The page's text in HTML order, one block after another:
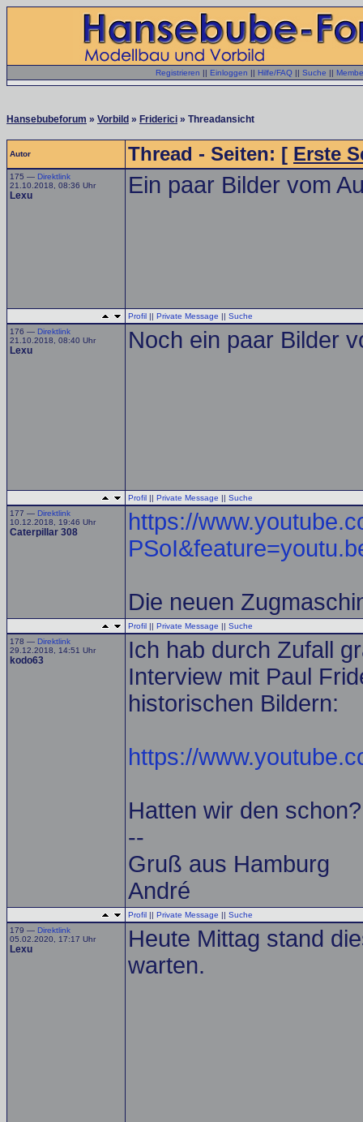
Registrieren || Einloggen || Hilfe/FAQ || Suche ||
Hansebubeforum » Vorbild » Friderici » Threadansicht
Autor Thread - Seiten: [ Erste
175 — Direktlink
21.10.2018, 08:36 Uhr
Lexu Ein paar Bilder vom
Profil || Private Message || Suche
176 — Direktlink
21.10.2018, 08:40 Uhr
Lexu Noch ein paar Bilder
Profil || Private Message || Suche
177 — Direktlink
10.12.2018, 19:46 Uhr
Caterpillar 308
https://
Die neuen
Profil || Private Message || Suche
178 — Direktlink
29.12.2018, 14:51 Uhr
kodo63
Ich hab durch Zufall
Interview mit Paul
historischen Bildern:
https://
Hatten wir den
--
Gruß aus Hamburg
André
Profil || Private Message || Suche
179 — Direktlink
05.02.2020, 17:17 Uhr
Lexu
Heute Mittag stand
warten.